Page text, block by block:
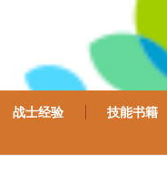
战士经验 技能书籍